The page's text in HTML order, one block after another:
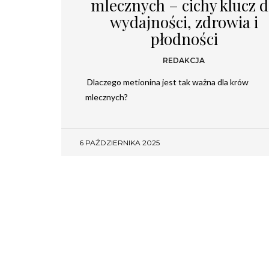
mlecznych – cichy klucz
wydajności, zdrowia i
płodności
REDAKCJA
Dlaczego metionina jest tak ważna dla krów
mlecznych?
6 PAŹDZIERNIKA 2025